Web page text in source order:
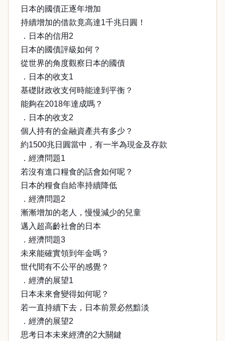
日本的國債正逐年增加
持續增加的借款竟高達1千兆日圓！
．日本的信用2
日本的國債評級如何？
從世界的角度觀察日本的國債
．日本的收支1
基礎財政收支何時能達到平衡？
能夠在2018年達成嗎？
．日本的收支2
個人持有的金融資產共有多少？
約1500兆日圓當中，有一半為現金及存款
．經濟問題1
若沒有進口糧食的話會如何呢？
日本的糧食自給率持續降低
．經濟問題2
漸漸增加的老人，慢慢減少的兒童
邁入超高齡社會的日本
．經濟問題3
未來能確實領到年金嗎？
世代間有不公平的感覺？
．經濟的展望1
日本未來會變得如何呢？
若一直持續下去，日本前景必然黯淡
．經濟的展望2
思考日本未來經濟的2大關鍵